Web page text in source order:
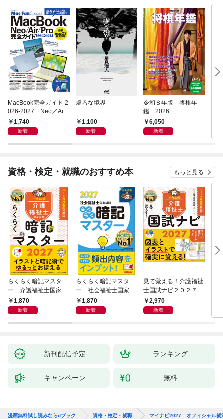
MacBook完全ガイド 2
026-2027 Neo／Air
／Pro対応
1,740
新着
虚ろな境界
1,100
新着
令和８年版 将棋年
鑑 2026
6,050
新着
つ
像
資格・検定・就職のおすすめ本 もっと見る
らくらく暗記マスタ
ー 介護福祉士国家試
験２０２７
1,870
新着
らくらく暗記マスタ
ー 社会福祉士国家試
験２０２７
1,870
新着
見て覚える！介護福祉
士国試ナビ２０２７
2,970
新着
税
税
新刊配信予定 ランキング
キャンペーン 無料
漫画無料試し読みならdブック 資格・検定・就職 マイナビ2027 オフィシャル